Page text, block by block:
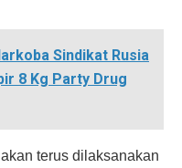
Sindikat Rusia
8 Kg Party Drug
terus dilaksanakan